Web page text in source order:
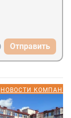
Отправить
НОВОСТИ